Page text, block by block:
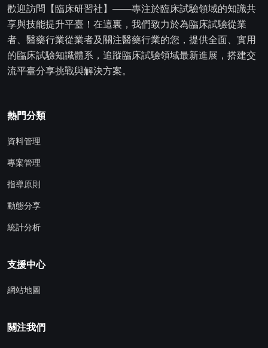
歡迎訪問【臨床研習社】——專注於臨床試驗領域的知識共
享與技能提升平臺！在這裏，我們致力於為臨床試驗從業
者、醫藥行業從業者及關注醫藥行業的您，提供全面、實用
的臨床試驗知識體系，追蹤臨床試驗領域最新進展，搭建交
流平臺分享挑戰與解決方案。
熱門分類
資料管理
專案管理
指導原則
動態分享
統計分析
支援中心
網站地圖
關注我們